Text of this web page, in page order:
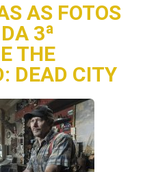
AS FOTOS
3ª
THE
DEAD CITY